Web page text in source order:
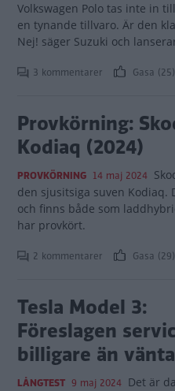
Volkswagen Polo tas inte in
en tynande tillvaro. Är den
Nej! säger Suzuki och
3 kommentarer Gasa (25)
Provkörning:
Kodiaq (2024)
PROVKÖRNING 14 maj 2024
den sjusitsiga suven Kodiaq.
och finns både som
har provkört.
2 kommentarer Gasa (29)
Tesla Model 3:
Föreslagen
billigare än
LÅNGTEST 9 maj 2024 Det är